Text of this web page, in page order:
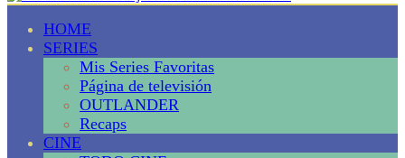
HOME
SERIES
Mis Series Favoritas
Página de televisión
OUTLANDER
Recaps
CINE